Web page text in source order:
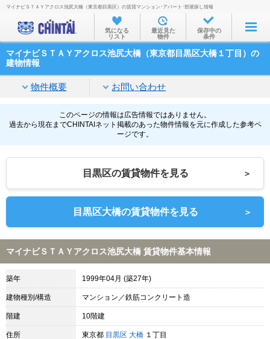
お部屋を探す
沿線・駅から
住所から
家賃相場から
物件特集から
TOP
マイナビＳＴＡＹアクロス池尻大橋（東京都目黒区）の賃貸マンション･アパート･部屋探し情報
気になる
リスト
最近見た
物件
保存中の
条件
マイナビＳＴＡＹアクロス池尻大橋（東京都目黒区大橋１丁目）の
建物情報
物件概要 お問い合わせ
このページの情報は広告情報ではありません。
過去から現在までCHINTAIネット掲載のあった物件情報を元に作成した参考ペ
ージです。
目黒区の賃貸物件を見る ＞
目黒区大橋の賃貸物件を見る ＞
マイナビＳＴＡＹアクロス池尻大橋 賃貸物件基本情報
築年 1999年04月 (築27年)
建物種別/構造 マンション／鉄筋コンクリート造
階建 10階建
住所 東京都 目黒区 大橋 １丁目